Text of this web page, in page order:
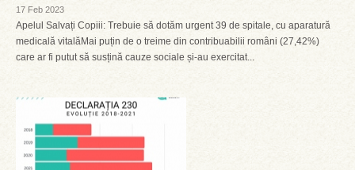
17 Feb 2023
Apelul Salvați Copiii: Trebuie să dotăm urgent 39 de spitale, cu aparatură
medicală vitalăMai puțin de o treime din contribuabilii români (27,42%)
care ar fi putut să susțină cauze sociale și-au exercitat...